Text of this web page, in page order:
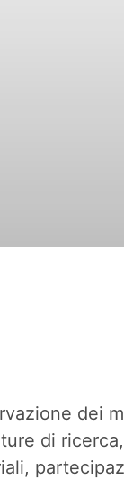
dei
di